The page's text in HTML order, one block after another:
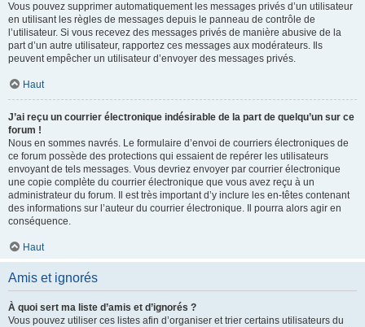
Vous pouvez supprimer automatiquement les messages privés d’un utilisateur
en utilisant les règles de messages depuis le panneau de contrôle de
l’utilisateur. Si vous recevez des messages privés de manière abusive de la
part d’un autre utilisateur, rapportez ces messages aux modérateurs. Ils
peuvent empêcher un utilisateur d’envoyer des messages privés.
Haut
J’ai reçu un courrier électronique indésirable de la part de quelqu’un sur ce
forum !
Nous en sommes navrés. Le formulaire d’envoi de courriers électroniques de
ce forum possède des protections qui essaient de repérer les utilisateurs
envoyant de tels messages. Vous devriez envoyer par courrier électronique
une copie complète du courrier électronique que vous avez reçu à un
administrateur du forum. Il est très important d’y inclure les en-têtes contenant
des informations sur l’auteur du courrier électronique. Il pourra alors agir en
conséquence.
Haut
Amis et ignorés
À quoi sert ma liste d’amis et d’ignorés ?
Vous pouvez utiliser ces listes afin d’organiser et trier certains utilisateurs du